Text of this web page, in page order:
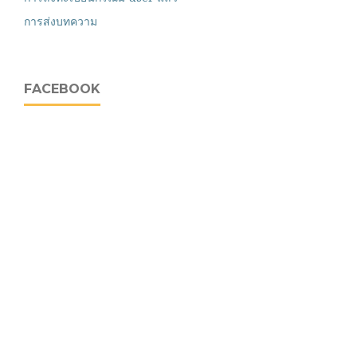
การส่งบทความ
FACEBOOK